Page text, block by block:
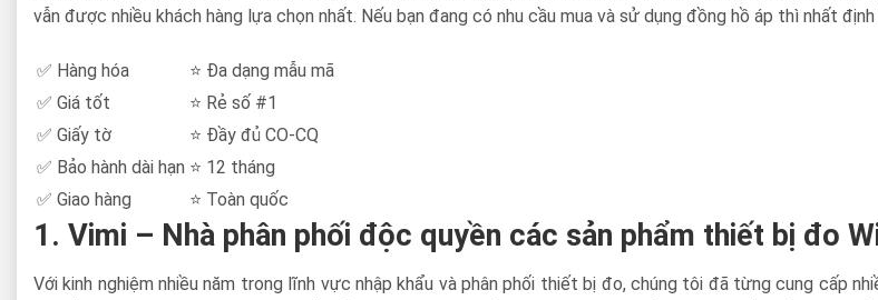
vẫn được nhiều khách hàng lựa chọn nhất. Nếu bạn đang có nhu cầu mua và sử dụng đồng hồ áp thì nhất
✅ Hàng hóa
⭐ Đa dạng mẫu mã
✅ Giá tốt
⭐ Rẻ số #1
✅ Giấy tờ
⭐ Đầy đủ CO-CQ
✅ Bảo hành dài hạn ⭐ 12 tháng
✅ Giao hàng
⭐ Toàn quốc
1. Vimi – Nhà phân phối độc quyền các sản phẩm thiết bị đo
Với kinh nghiệm nhiều năm trong lĩnh vực nhập khẩu và phân phối thiết bị đo, chúng tôi đã từng cung cấp